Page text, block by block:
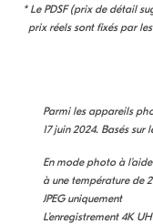
* Le PDSF (prix de détail
prix réels sont fixés par
Parmi les appareils
17 juin 2024. Basés
En mode photo à
à une température de
JPEG uniquement
L’enregistrement 4K